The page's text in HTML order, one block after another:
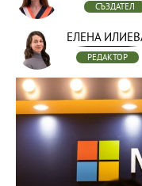
СЪЗДАТЕЛ
ЕЛЕНА
РЕДАКТОР